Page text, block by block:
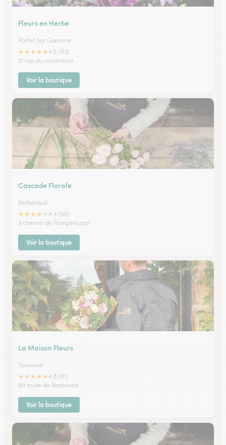
Fleurs en Herbe
Portet Sur Garonne
★★★★★4.5 (83)
21 rue du commerce
Voir la boutique
Cascade Florale
Belberaud
★★★★
4.4 (50)
3 chemin de Pompertuzat
Voir la boutique
La Maison Fleurs
Toulouse
★★★★★4.8 (81)
89 route de Narbonne
Voir la boutique